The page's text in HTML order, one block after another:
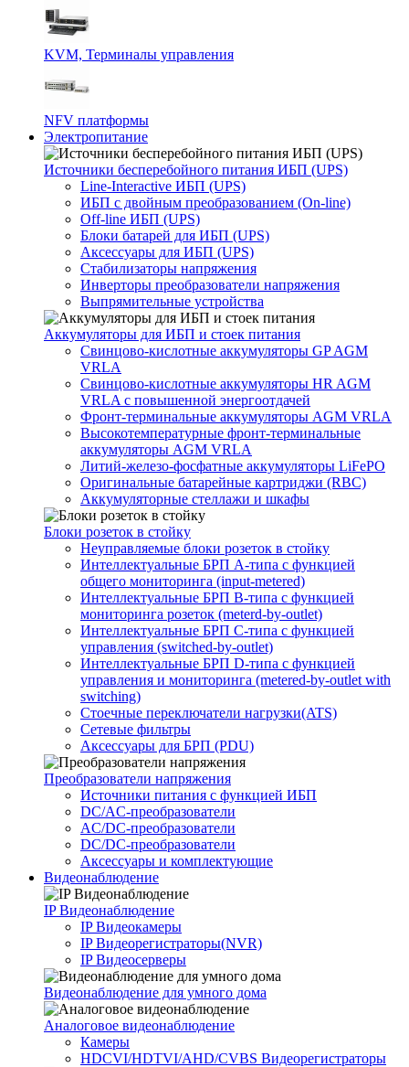
KVM, Терминалы управления
NFV платформы
Электропитание
Источники бесперебойного питания ИБП (UPS)
Line-Interactive ИБП (UPS)
ИБП с двойным преобразованием (On-line)
Off-line ИБП (UPS)
Блоки батарей для ИБП (UPS)
Аксессуары для ИБП (UPS)
Стабилизаторы напряжения
Инверторы преобразователи напряжения
Выпрямительные устройства
Аккумуляторы для ИБП и стоек питания
Свинцово-кислотные аккумуляторы GP AGM
VRLA
Свинцово-кислотные аккумуляторы HR AGM
VRLA с повышенной энергоотдачей
Фронт-терминальные аккумуляторы AGM VRLA
Высокотемпературные фронт-терминальные
аккумуляторы AGM VRLA
Литий-железо-фосфатные аккумуляторы LiFePO
Оригинальные батарейные картриджи (RBC)
Аккумуляторные стеллажи и шкафы
Блоки розеток в стойку
Неуправляемые блоки розеток в стойку
Интеллектуальные БРП А-типа с функцией
общего мониторинга (input-metered)
Интеллектуальные БРП B-типа с функцией
мониторинга розеток (meterd-by-outlet)
Интеллектуальные БРП C-типа с функцией
управления (switched-by-outlet)
Интеллектуальные БРП D-типа с функцией
управления и мониторинга (metered-by-outlet with
switching)
Стоечные переключатели нагрузки(ATS)
Сетевые фильтры
Аксессуары для БРП (PDU)
Преобразователи напряжения
Источники питания c функцией ИБП
DC/AC-преобразователи
AC/DC-преобразователи
DC/DC-преобразователи
Аксессуары и комплектующие
Видеонаблюдение
IP Видеонаблюдение
IP Видеокамеры
IP Видеорегистраторы(NVR)
IP Видеосерверы
Видеонаблюдение для умного дома
Аналоговое видеонаблюдение
Камеры
HDCVI/HDTVI/AHD/CVBS Видеорегистраторы